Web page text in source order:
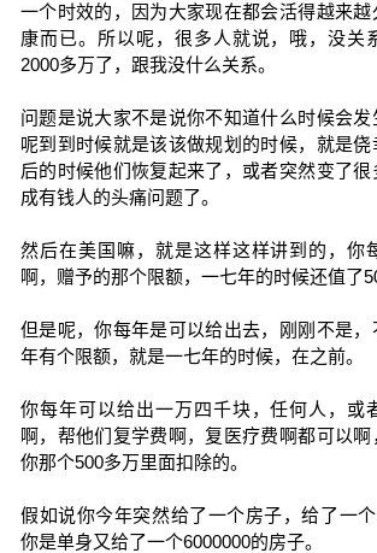
一个时效的，因为大家现在都会活得越来
康而已。所以呢，很多人就说，哦，没关
2000多万了，跟我没什么关系。
问题是说大家不是说你不知道什么时候会发
呢到到时候就是该该做规划的时候，就是
后的时候他们恢复起来了，或者突然变了
成有钱人的头痛问题了。
然后在美国嘛，就是这样这样讲到的，你
啊，赠予的那个限额，一七年的时候还值了
但是呢，你每年是可以给出去，刚刚不是
年有个限额，就是一七年的时候，在之前。
你每年可以给出一万四千块，任何人，或
啊，帮他们复学费啊，复医疗费啊都可以啊
你那个500多万里面扣除的。
假如说你今年突然给了一个房子，给了一个
你是单身又给了一个6000000的房子。